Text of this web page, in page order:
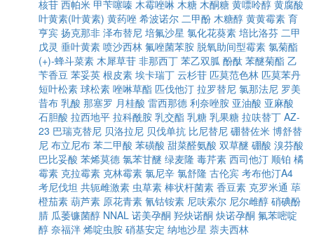
核苷 西帕米 甲苄噻嗪 木霉唑啉 木糖 木酮糖 黄嘌呤醇 黄腐酸
叶黄素(叶黄素) 黄药唑 希波诺尔 二甲酚 木糖醇 黄黄霉素 育
亨宾 扬克那非 泽布替尼 培氟沙星 氯化花葵素 培比洛芬 二甲
戊灵 垂叶黄素 喷沙西林 氟唑菌苯胺 脱氧助间型霉素 氯菊酯
(+)-蜂斗菜素 木犀草苷 非那西丁 苯乙双胍 酚酞 苯醚菊酯 乙
苄香豆 苯妥英 根皮素 埃卡瑞丁 云杉苷 匹莫范色林 匹莫苯丹
短叶松素 球松素 唑啉草酯 匹伐他汀 拉罗替尼 氯那法尼 罗美
昔布 乳酸 那塞罗 月桂酸 雷西那德 利奈唑胺 亚油酸 亚麻酸
石胆酸 拉西地平 拉科酰胺 乳交酯 乳糖 乳果糖 拉呋替丁 AZ-
23 巴瑞克替尼 贝洛拉尼 贝伐单抗 比尼替尼 硼替佐米 博舒替
尼 布立尼布 苯二甲酸 苯磺酸 甜菜醛氨酸 双草醚 硼酸 溴芬酸
巴比妥酸 苯烯莫德 氯苯甘醚 绿麦隆 毒芹素 西司他汀 顺铂 橘
霉素 克拉霉素 克林霉素 氯尼辛 氯舒隆 古伦宾 考布他汀A4
考尼伐坦 共轭雌激素 虫草素 棒状杆菌素 香豆素 克罗米通 荜
橙茄素 葫芦素 原花青素 氰钴铵素 尼呋索尔 尼尔雌醇 硝碘酚
腈 瓜萎镰菌醇 NNAL 诺美孕酮 羟炔诺酮 炔诺孕酮 氟苯嘧啶
醇 奈福泮 烯啶虫胺 硝基安定 纳地沙星 萘夫西林